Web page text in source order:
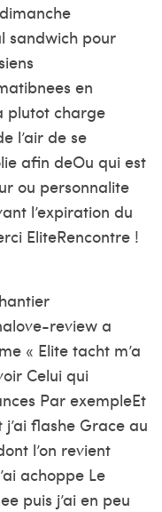
sandwich pour
en
plutot charge
l’air de se
afin deOu qui est
ou personnalite
l’expiration du
EliteRencontre !
review a
« Elite tacht m’a
Celui qui
Par exempleEt
flashe Grace au
l’on revient
achoppe Le
puis j’ai en peu